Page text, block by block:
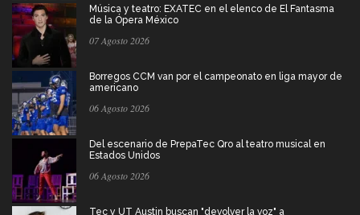
Música y teatro: EXATEC en el elenco de El Fantasma
de la Ópera México
07 Agosto 2026
Borregos CCM van por el campeonato en liga mayor de
americano
06 Agosto 2026
Del escenario de PrepaTec Qro al teatro musical en
Estados Unidos
06 Agosto 2026
Tec y UT Austin buscan "devolver la voz" a